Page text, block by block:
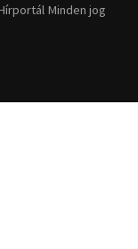
Minden jog